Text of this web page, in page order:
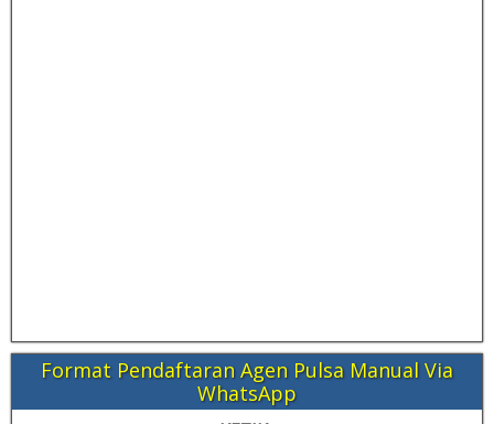
Format Pendaftaran Agen Pulsa Manual Via
WhatsApp